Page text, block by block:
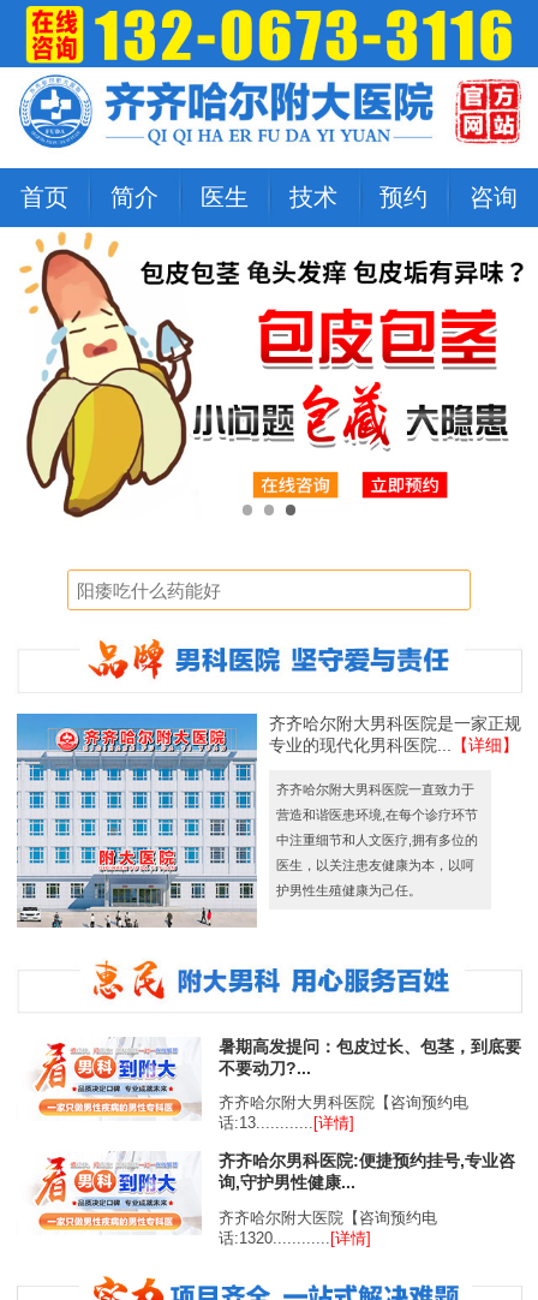
首页 简介 医生 技术 预约 咨询
齐齐哈尔附大男科医院是一家正规
专业的现代化男科医院...
【详细】
齐齐哈尔附大男科医院一直致力于
营造和谐医患环境,在每个诊疗环节
中注重细节和人文医疗,拥有多位的
医生，以关注患友健康为本，以呵
护男性生殖健康为己任。
暑期高发提问：包皮过长、包茎，到底要
不要动刀?...
齐齐哈尔附大男科医院【咨询预约电
话:13............ [详情]
齐齐哈尔男科医院:便捷预约挂号,专业咨
询,守护男性健康...
齐齐哈尔附大医院【咨询预约电
话:1320............
[详情]